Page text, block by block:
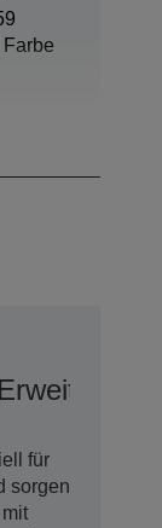
Erweiterte
für
sorgen